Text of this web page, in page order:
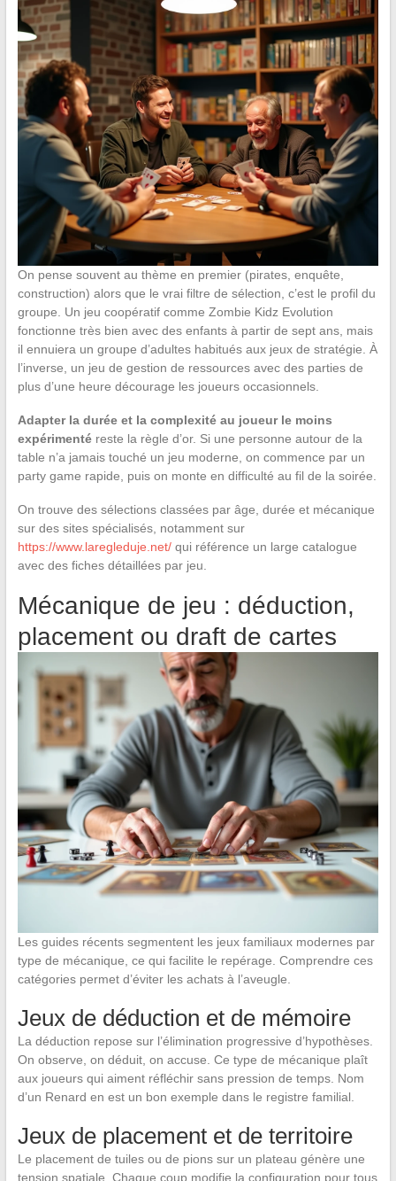
On pense souvent au thème en premier (pirates, enquête,
construction) alors que le vrai filtre de sélection, c’est le profil du
groupe. Un jeu coopératif comme Zombie Kidz Evolution
fonctionne très bien avec des enfants à partir de sept ans, mais
il ennuiera un groupe d’adultes habitués aux jeux de stratégie. À
l’inverse, un jeu de gestion de ressources avec des parties de
plus d’une heure décourage les joueurs occasionnels.
Adapter la durée et la complexité au joueur le moins
expérimentéreste la règle d’or. Si une personne autour de la
table n’a jamais touché un jeu moderne, on commence par un
party game rapide, puis on monte en difficulté au fil de la soirée.
On trouve des sélections classées par âge, durée et mécanique
sur des sites spécialisés, notamment sur
https://www.laregleduje.net/qui référence un large catalogue
avec des fiches détaillées par jeu.
Mécanique de jeu : déduction,
placement ou draft de cartes
Les guides récents segmentent les jeux familiaux modernes par
type de mécanique, ce qui facilite le repérage. Comprendre ces
catégories permet d’éviter les achats à l’aveugle.
Jeux de déduction et de mémoire
La déduction repose sur l’élimination progressive d’hypothèses.
On observe, on déduit, on accuse. Ce type de mécanique plaît
aux joueurs qui aiment réfléchir sans pression de temps. Nom
d’un Renard en est un bon exemple dans le registre familial.
Jeux de placement et de territoire
Le placement de tuiles ou de pions sur un plateau génère une
tension spatiale. Chaque coup modifie la configuration pour tous